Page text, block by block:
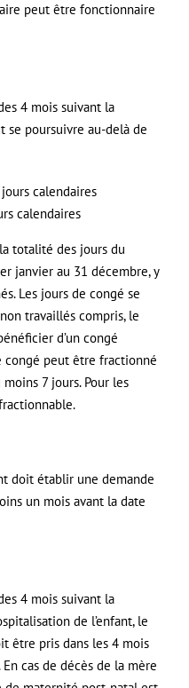
peut être fonctionnaire
4 mois suivant la
se poursuivre au-delà de
calendaires
calendaires
totalité des jours du
janvier au 31 décembre, y
Les jours de congé se
travaillés compris, le
d’un congé
congé peut être fractionné
7 jours. Pour les
doit établir une demande
un mois avant la date
4 mois suivant la
de l’enfant, le
être pris dans les 4 mois
cas de décès de la mère